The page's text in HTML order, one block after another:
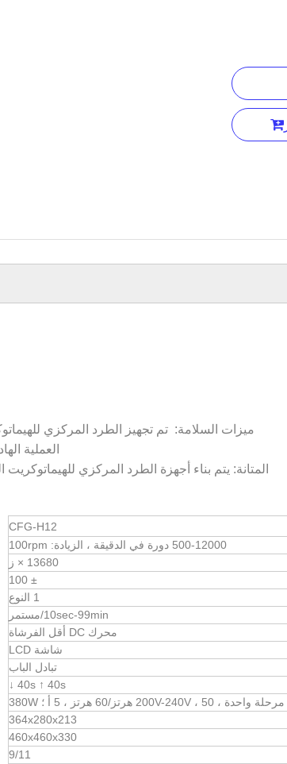
ميزات السلامة: تم تجهيز الطرد المركزي
العملية
المتانة: يتم بناء أجهزة الطرد المركزي
CFG-H12
500-12000 دورة في الدقيقة ، الزيادة: 100rpm
13680 × ز
± 100
1 النوع
10sec-99min/مستمر
محرك DC أقل الفرشاة
شاشة LCD
تبادل الباب
40s ↑ 40s ↓
مرحلة واحدة ، 200V-240V ، 50 هرتز/60 هرتز ، 5 أ ؛ 380W
364x280x213
460x460x330
9/11